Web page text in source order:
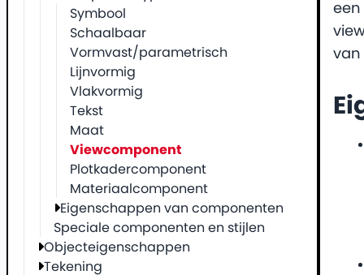
Symbool
Schaalbaar
Vormvast/parametrisch
Lijnvormig
Vlakvormig
Tekst
Maat
Viewcomponent
Plotkadercomponent
Materiaalcomponent
Eigenschappen van componenten
Speciale componenten en stijlen
Objecteigenschappen
Tekening
een
van